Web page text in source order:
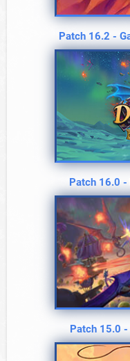
Patch 16.2 -
Patch 16.0
Patch 15.0